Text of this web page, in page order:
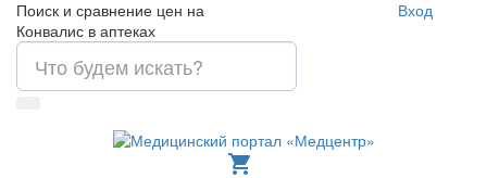
Поиск и сравнение цен на
Конвалис в аптеках
Вход
shopping_cart